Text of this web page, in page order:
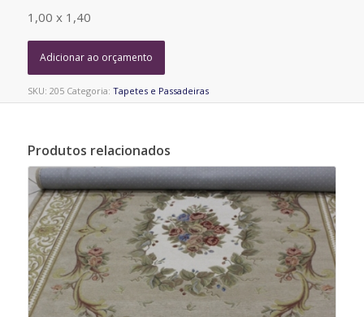
1,00 x 1,40
Adicionar ao orçamento
SKU: 205 Categoria: Tapetes e Passadeiras
Produtos relacionados